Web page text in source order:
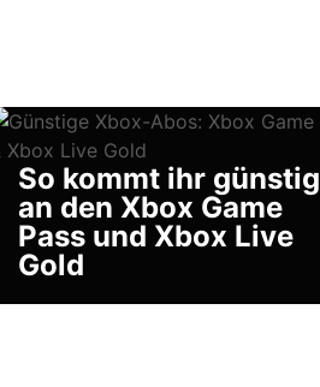
So kommt ihr günstig
an den Xbox Game
Pass und Xbox Live
Gold